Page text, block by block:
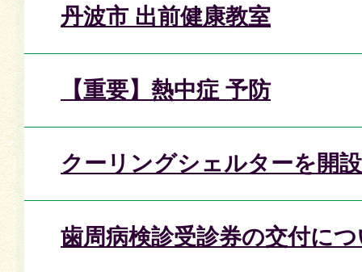
丹波市 出前健康教室
【重要】熱中症 予防
クーリングシェルターを開設
歯周病検診受診券の交付に